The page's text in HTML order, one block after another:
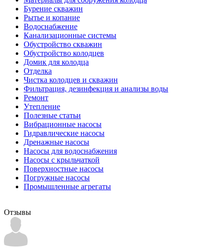
Бурение скважин
Рытье и копание
Водоснабжение
Канализационные системы
Обустройство скважин
Обустройство колодцев
Домик для колодца
Отделка
Чистка колодцев и скважин
Фильтрация, дезинфекция и анализы воды
Ремонт
Утепление
Полезные статьи
Вибрационные насосы
Гидравлические насосы
Дренажные насосы
Насосы для водоснабжения
Насосы с крыльчаткой
Поверхностные насосы
Погружные насосы
Промышленные агрегаты
Отзывы